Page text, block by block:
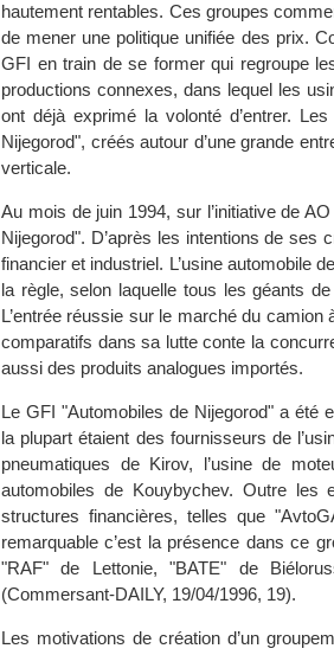
hautement rentables. Ces groupes
de mener une politique unifiée des prix.
GFI en train de se former qui regroupe
productions connexes, dans lequel les
ont déjà exprimé la volonté d’entrer.
Nijegorod", créés autour d’une grande
verticale.
Au mois de juin 1994, sur l’initiative de
Nijegorod". D’après les intentions de ses
financier et industriel. L’usine automobile
la règle, selon laquelle tous les géants
L’entrée réussie sur le marché du
comparatifs dans sa lutte conte la
aussi des produits analogues importés.
Le GFI "Automobiles de Nijegorod" a été
la plupart étaient des fournisseurs de
pneumatiques de Kirov, l’usine de
automobiles de Kouybychev. Outre les
structures financières, telles que
remarquable c’est la présence dans ce
"RAF" de Lettonie, "BATE" de
(Commersant-DAILY, 19/04/1996, 19).
Les motivations de création d’un